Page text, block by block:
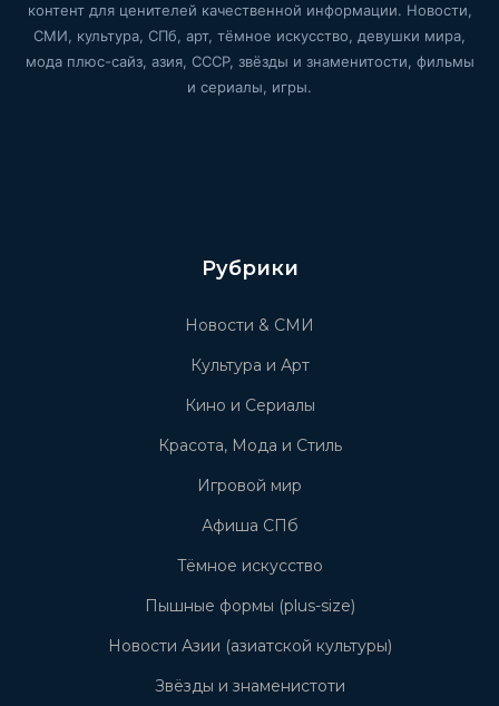
контент для ценителей качественной информации. Новости,
СМИ, культура, СПб, арт, тёмное искусство, девушки мира,
мода плюс-сайз, азия, СССР, звёзды и знаменитости, фильмы
и сериалы, игры.
Рубрики
Новости & СМИ
Культура и Арт
Кино и Сериалы
Красота, Мода и Стиль
Игровой мир
Афиша СПб
Тёмное искусство
Пышные формы (plus-size)
Новости Азии (азиатской культуры)
Звёзды и знаменистоти